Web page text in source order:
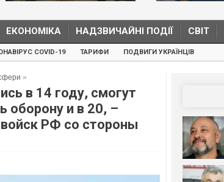
ЕКОНОМІКА НАДЗВИЧАЙНІ ПОДІЇ СВІТ
COVID-19 ТАРИФИ ПОДВИГИ УКРАЇНЦІВ
»
в 14 году, смогут
оборону и в 20, –
РФ со стороны